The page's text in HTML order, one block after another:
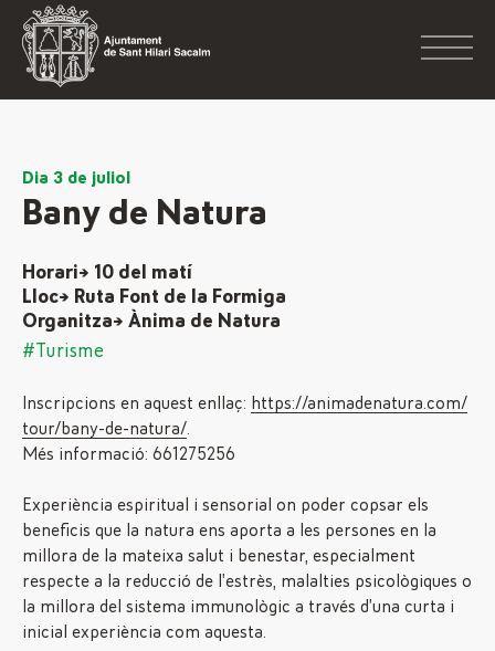
Dia 3 de juliol
Bany de Natura
Horari→ 10 del matí
Lloc→ Ruta Font de la Formiga
Organitza→ Ànima de Natura
#Turisme
Inscripcions en aquest enllaç: https://animadenatura.com/
tour/bany-de-natura/
Més informació: 661275256
Experiència espiritual i sensorial on poder copsar els
beneficis que la natura ens aporta a les persones en la
millora de la mateixa salut i benestar, especialment
respecte a la reducció de l’estrès, malalties psicològiques o
la millora del sistema immunològic a través d’una curta i
inicial experiència com aquesta.